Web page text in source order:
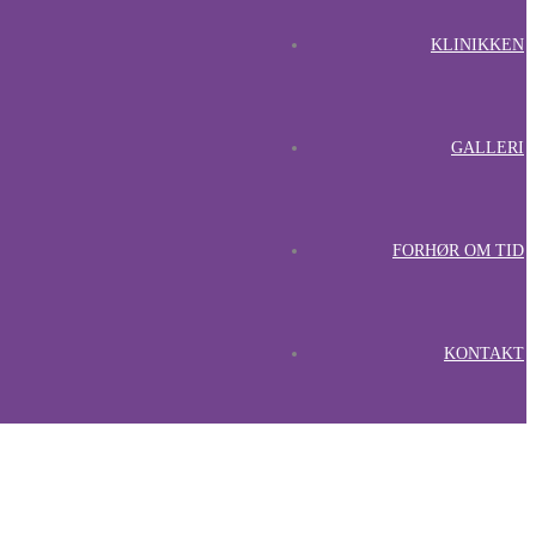
KLINIKKEN
GALLERI
FORHØR OM TID
KONTAKT